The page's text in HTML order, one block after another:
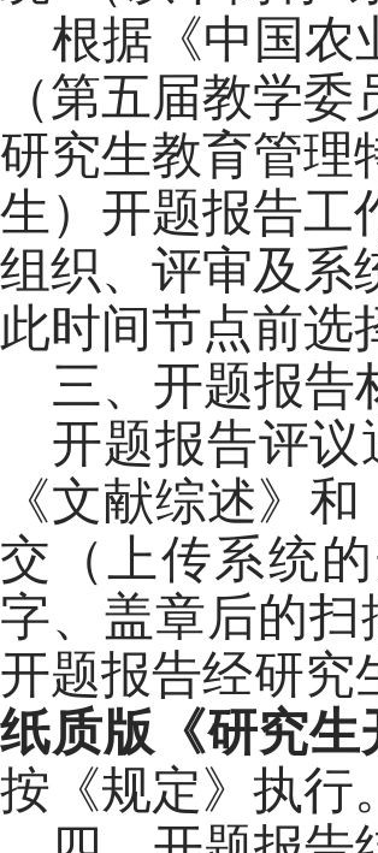
根据《中国农
（第五届教学
研究生教育管理
生）开题报告工
组织、评审及系
此时间节点前选
三、开题报告
开题报告评
《文献综述》
交（上传系统
字、盖章后的
开题报告经研究
纸质版《研究
按《规定》执行。